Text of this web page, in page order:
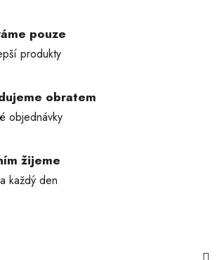
pouze
produkty
obratem
objednávky
žijeme
každý den